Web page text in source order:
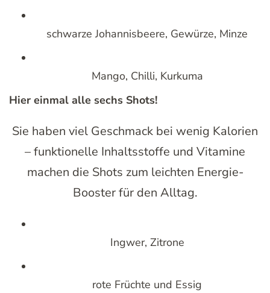
schwarze Johannisbeere, Gewürze, Minze
Mango, Chilli, Kurkuma
Hier einmal alle sechs Shots!
Sie haben viel Geschmack bei wenig Kalorien
– funktionelle Inhaltsstoffe und Vitamine
machen die Shots zum leichten Energie-
Booster für den Alltag.
Ingwer, Zitrone
rote Früchte und Essig